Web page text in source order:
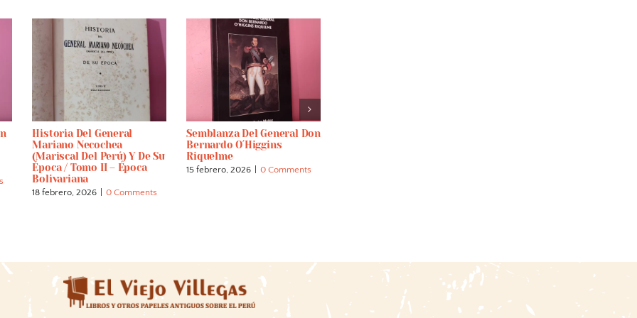
Historia Del General
Mariano Necochea
(Mariscal Del Perú) Y De Su
Época / Tomo II – Época
Bolivariana
18 febrero, 2026 0 Comments
Semblanza Del General Don
Bernardo O´Higgins
Riquelme
15 febrero, 2026 0 Comments